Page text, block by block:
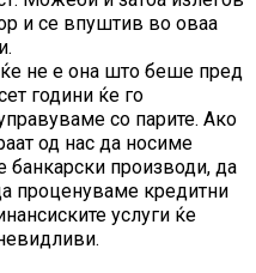
и се впуштив во оваа
не е она што беше пред
години ќе го
со парите. Ако
од нас да носиме
банкарски производи, да
проценуваме кредитни
услуги ќе